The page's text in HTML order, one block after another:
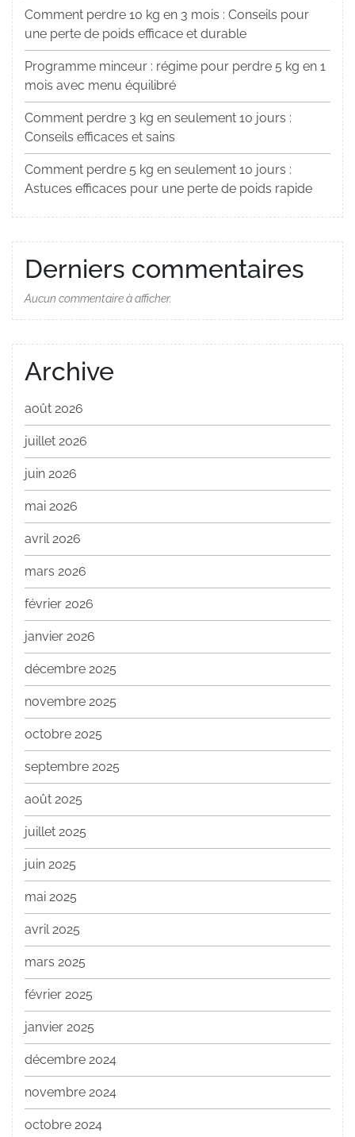
Comment perdre 10 kg en 3 mois : Conseils pour
une perte de poids efficace et durable
Programme minceur : régime pour perdre 5 kg en 1
mois avec menu équilibré
Comment perdre 3 kg en seulement 10 jours :
Conseils efficaces et sains
Comment perdre 5 kg en seulement 10 jours :
Astuces efficaces pour une perte de poids rapide
Derniers commentaires
Aucun commentaire à afficher.
Archive
août 2026
juillet 2026
juin 2026
mai 2026
avril 2026
mars 2026
février 2026
janvier 2026
décembre 2025
novembre 2025
octobre 2025
septembre 2025
août 2025
juillet 2025
juin 2025
mai 2025
avril 2025
mars 2025
février 2025
janvier 2025
décembre 2024
novembre 2024
octobre 2024